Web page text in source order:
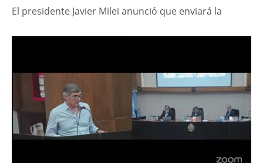
El presidente Javier Milei anunció que enviará la